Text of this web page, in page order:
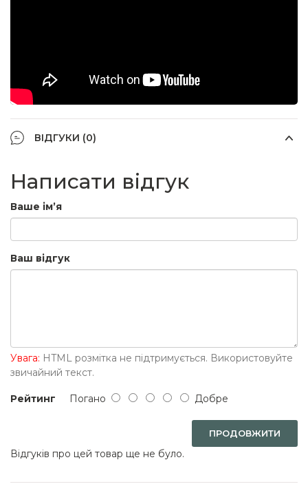
ВІДГУКИ (0)
Написати відгук
Ваше ім’я
Ваш відгук
Увага: HTML розмітка не підтримується. Використовуйте
звичайний текст.
Рейтинг Погано Добре
ПРОДОВЖИТИ
Відгуків про цей товар ще не було.